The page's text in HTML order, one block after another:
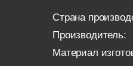
Страна
Производитель:
Материал